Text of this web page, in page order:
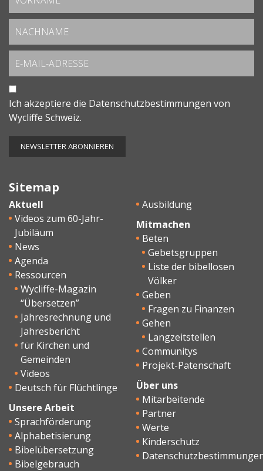
Ich akzeptiere die Datenschutzbestimmungen von
Wycliffe Schweiz.
Sitemap
Aktuell
Videos zum 60-Jahr-
Jubiläum
News
Agenda
Ressourcen
Wycliffe-Magazin
“Übersetzen”
Jahresrechnung und
Jahresbericht
für Kirchen und
Gemeinden
Videos
Deutsch für Flüchtlinge
Unsere Arbeit
Sprachförderung
Alphabetisierung
Bibelübersetzung
Bibelgebrauch
Ausbildung
Mitmachen
Beten
Gebetsgruppen
Liste der bibellosen
Völker
Geben
Fragen zu Finanzen
Gehen
Langzeitstellen
Communitys
Projekt-Patenschaft
Über uns
Mitarbeitende
Partner
Werte
Kinderschutz